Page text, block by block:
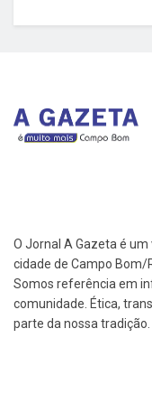
O Jornal A Gazeta é
cidade de Campo Bom/
Somos referência em
comunidade. Ética,
parte da nossa tradição.